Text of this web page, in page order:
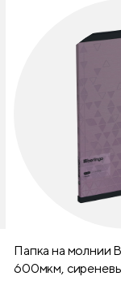
Папка на молнии
600мкм,